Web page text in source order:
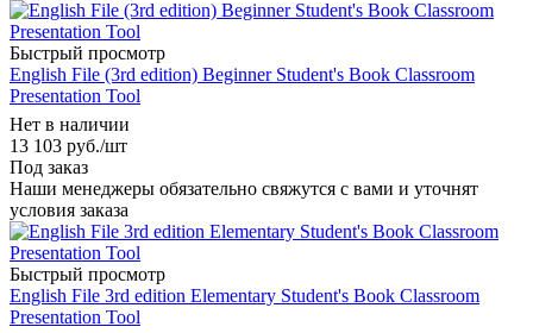
Быстрый просмотр
English File (3rd edition) Beginner Student's Book Classroom
Presentation Tool
Нет в наличии
13 103 руб./шт
Под заказ
Наши менеджеры обязательно свяжутся с вами и уточнят
условия заказа
Быстрый просмотр
English File 3rd edition Elementary Student's Book Classroom
Presentation Tool